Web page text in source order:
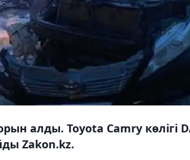
алды. Toyota Camry көлігі
Zakon.kz.